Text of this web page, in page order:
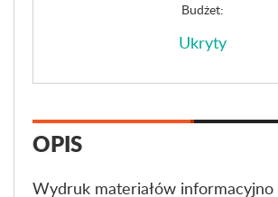
Budżet:
Ukryty
OPIS
Wydruk materiałów informacyjno